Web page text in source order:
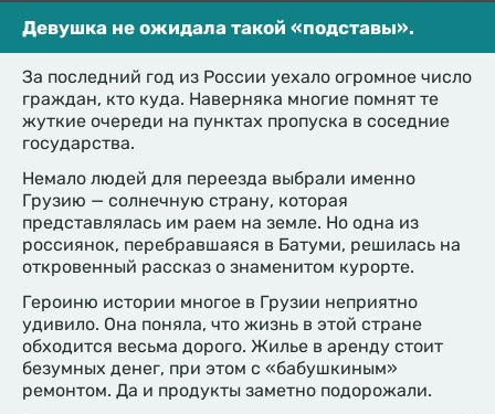
Девушка не ожидала такой «подставы».
За последний год из России уехало огромное число
граждан, кто куда. Наверняка многие помнят те
жуткие очереди на пунктах пропуска в соседние
государства.
Немало людей для переезда выбрали именно
Грузию — солнечную страну, которая
представлялась им раем на земле. Но одна из
россиянок, перебравшаяся в Батуми, решилась на
откровенный рассказ о знаменитом курорте.
Героиню истории многое в Грузии неприятно
удивило. Она поняла, что жизнь в этой стране
обходится весьма дорого. Жилье в аренду стоит
безумных денег, при этом с «бабушкиным»
ремонтом. Да и продукты заметно подорожали.